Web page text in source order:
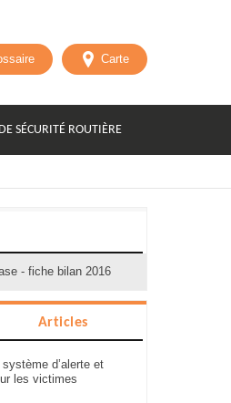
Carte
SÉCURITÉ ROUTIÈRE
- fiche bilan 2016
Articles
d’alerte et
les victimes